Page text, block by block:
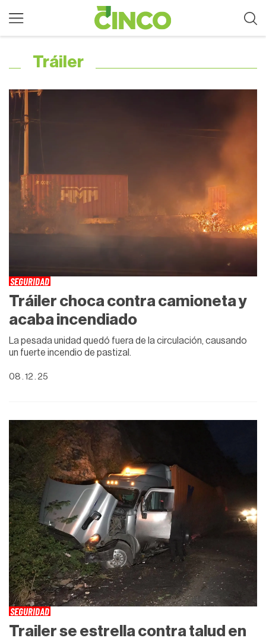
Tráiler
SEGURIDAD
Tráiler choca contra camioneta y
acaba incendiado
La pesada unidad quedó fuera de la circulación, causando
un fuerte incendio de pastizal.
08 . 12 . 25
SEGURIDAD
Trailer se estrella contra talud en